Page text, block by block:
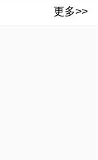
更多>>